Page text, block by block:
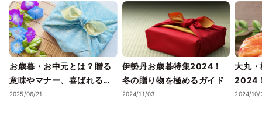
お歳暮・お中元とは？贈る
意味やマナー、喜ばれるギ
フトのポイントまで徹底解
2025/06/21
伊勢丹お歳暮特集2024！
冬の贈り物を極めるガイド
2024/11/03
大丸
2024
ェック
2024/10/